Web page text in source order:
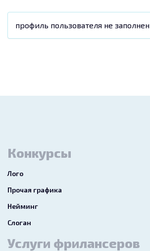
профиль пользователя не заполнен
Конкурсы
Лого
Прочая графика
Нейминг
Слоган
Услуги фрилансеров